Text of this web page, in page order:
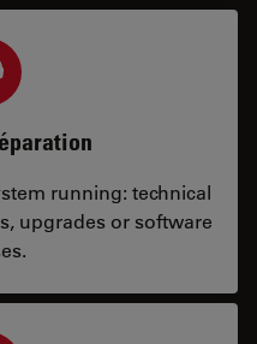
running: technical
upgrades or software